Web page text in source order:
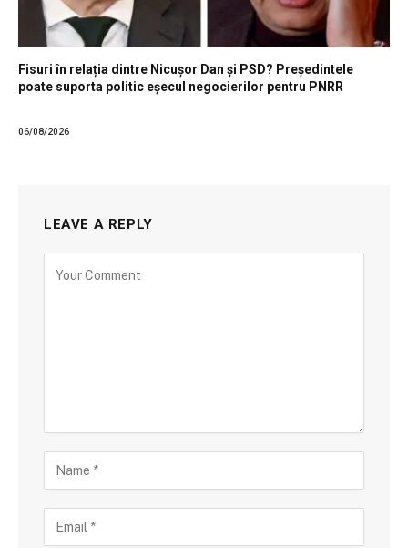
Fisuri în relația dintre Nicușor Dan și PSD? Președintele
poate suporta politic eșecul negocierilor pentru PNRR
06/08/2026
LEAVE A REPLY